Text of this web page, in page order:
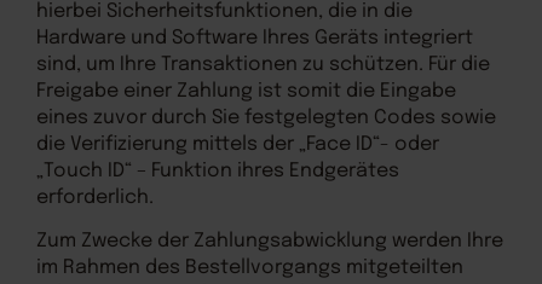
hierbei Sicherheitsfunktionen, die in die
Hardware und Software Ihres Geräts integriert
sind, um Ihre Transaktionen zu schützen. Für die
Freigabe einer Zahlung ist somit die Eingabe
eines zuvor durch Sie festgelegten Codes sowie
die Verifizierung mittels der „Face ID“- oder
„Touch ID“ – Funktion ihres Endgerätes
erforderlich.
Zum Zwecke der Zahlungsabwicklung werden Ihre
im Rahmen des Bestellvorgangs mitgeteilten